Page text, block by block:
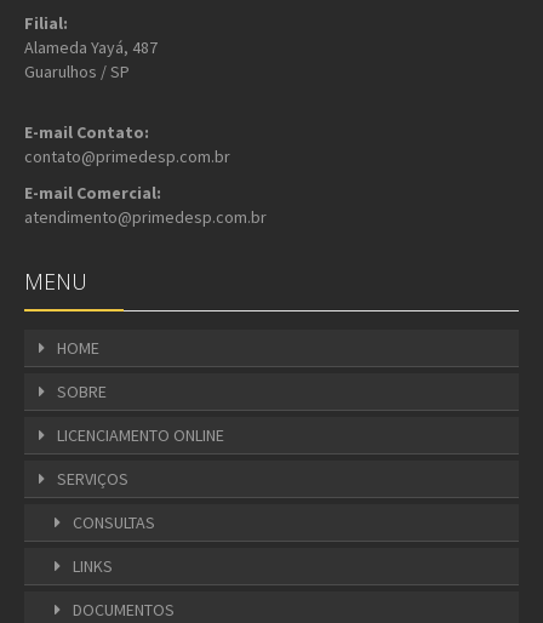
Filial:
Alameda Yayá, 487
Guarulhos / SP
E-mail Contato:
contato@primedesp.com.br
E-mail Comercial:
atendimento@primedesp.com.br
MENU
HOME
SOBRE
LICENCIAMENTO ONLINE
SERVIÇOS
CONSULTAS
LINKS
DOCUMENTOS